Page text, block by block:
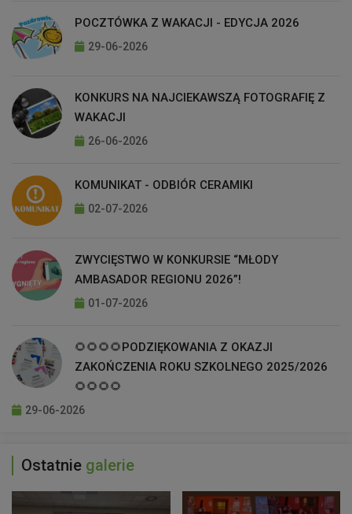
POCZTÓWKA Z WAKACJI - EDYCJA 2026
29-06-2026
KONKURS NA NAJCIEKAWSZĄ FOTOGRAFIĘ Z
WAKACJI
26-06-2026
KOMUNIKAT - ODBIÓR CERAMIKI
02-07-2026
ZWYCIĘSTWO W KONKURSIE “MŁODY
AMBASADOR REGIONU 2026”!
01-07-2026
🌻🌻🌻🌻PODZIĘKOWANIA Z OKAZJI
ZAKOŃCZENIA ROKU SZKOLNEGO 2025/2026
🌻🌻🌻🌻
29-06-2026
Ostatnie galerie